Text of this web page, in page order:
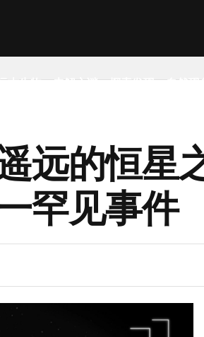
古生物 未解之谜 探索发现 自然现
远的恒星
罕见事件